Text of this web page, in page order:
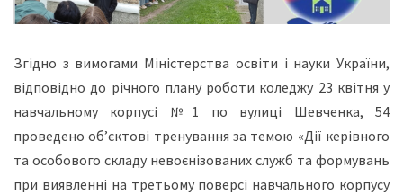
Згідно з вимогами Міністерства освіти і науки України,
відповідно до річного плану роботи коледжу 23 квітня у
навчальному корпусі №1 по вулиці Шевченка, 54
проведено об’єктові тренування за темою «Дії керівного
та особового складу невоєнізованих служб та формувань
при виявленні на третьому поверсі навчального корпусу